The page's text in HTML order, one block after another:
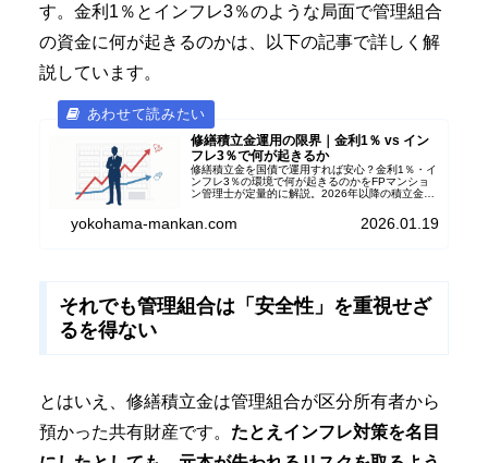
す。金利1％とインフレ3％のような局面で管理組合
の資金に何が起きるのかは、以下の記事で詳しく解
説しています。
修繕積立金運用の限界｜金利1％ vs イン
フレ3％で何が起きるか
修繕積立金を国債で運用すれば安心？金利1％・イ
ンフレ3％の環境で何が起きるのかをFPマンショ
ン管理士が定量的に解説。2026年以降の積立金防
yokohama-mankan.com 2026.01.19
それでも管理組合は「安全性」を重視せざ
るを得ない
とはいえ、修繕積立金は管理組合が区分所有者から
預かった共有財産です。 たとえインフレ対策を名目